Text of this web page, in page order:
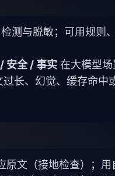
测与脱敏；可用规则
安全 / 事实 在大模型场
长、幻觉、缓存命中
文（接地检查）；